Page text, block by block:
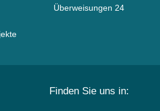
Überweisungen 24
Finden Sie uns in: